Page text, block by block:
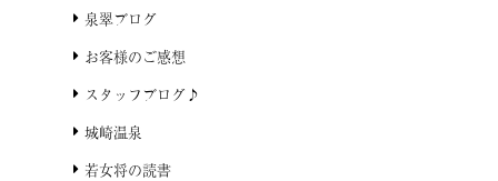
泉翠ブログ
お客様のご感想
スタッフブログ♪
城崎温泉
若女将の読書